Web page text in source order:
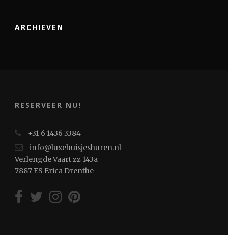
ARCHIEVEN
RESERVEER NU!
+31 6 1436 3384
info@luxehuisjeshuren.nl
Verlengde Vaart zz 143a
7887 ES Erica Drenthe